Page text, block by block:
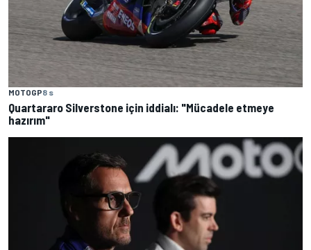
MOTOGP8 s
Quartararo Silverstone için iddialı: "Mücadele etmeye
hazırım"